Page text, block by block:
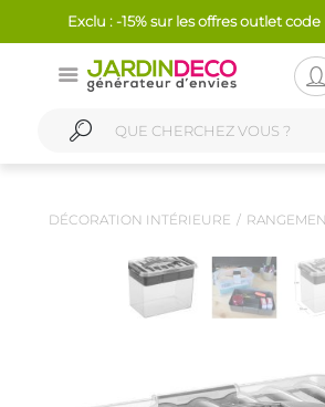
Exclu : -15% sur les offres outlet code
DÉCORATION INTÉRIEURE